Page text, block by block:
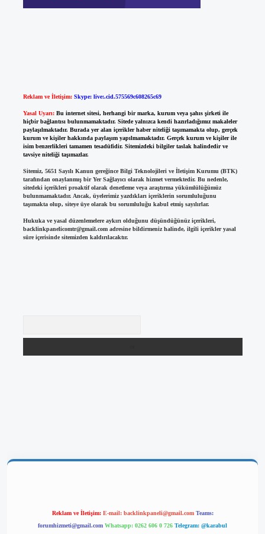
Reklam ve İletişim: Skype: live:.cid.575569c608265c69
Yasal Uyarı: Bu internet sitesi, herhangi bir marka, kurum veya şahıs şirketi ile
hiçbir bağlantısı bulunmamaktadır. Sitede yalnızca kendi hazırladığımız makaleler
paylaşılmaktadır. Burada yer alan içerikler haber niteliği taşımamakta olup, gerçek
kurum ve kişiler hakkında paylaşım yapılmamaktadır. Gerçek kurum ve kişiler ile
isim benzerlikleri tamamen tesadüfidir. Sitemizdeki bilgiler taslak halindedir ve
tavsiye niteliği taşımazlar.
Sitemiz, 5651 Sayılı Kanun gereğince Bilgi Teknolojileri ve İletişim Kurumu (BTK)
tarafından onaylanmış bir Yer Sağlayıcı olarak hizmet vermektedir. Bu nedenle,
sitedeki içerikleri proaktif olarak denetleme veya araştırma yükümlülüğümüz
bulunmamaktadır. Ancak, üyelerimiz yazdıkları içeriklerin sorumluluğunu
taşımakta olup, siteye üye olarak bu sorumluluğu kabul etmiş sayılırlar.
Hukuka ve yasal düzenlemelere aykırı olduğunu düşündüğünüz içerikleri,
backlinkpanelicomtr@gmail.comadresine bildirmeniz halinde, ilgili içerikler yasal
süre içerisinde sitemizden kaldırılacaktır.
Reklam ve İletişim: E-mail: backlinkpaneli@gmail.com Teams:
forumhizmeti@gmail.com Whatsapp: 0262 606 0 726 Telegram: @karabul